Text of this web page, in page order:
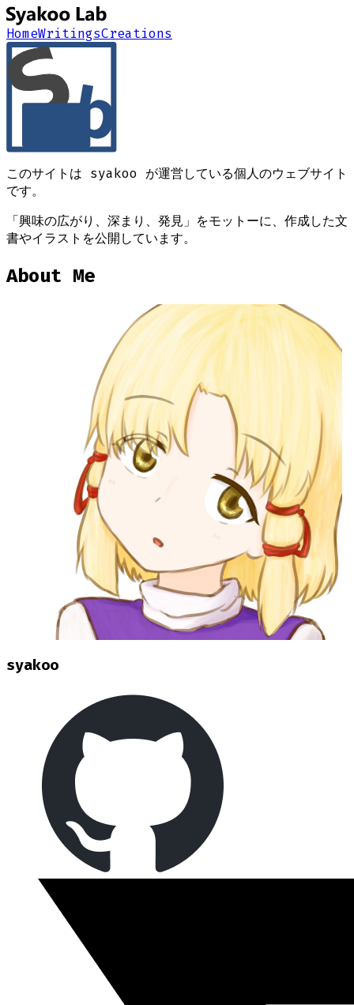
HomeWritingsCreations
このサイトは syakoo が運営している個人のウェブサイト
です。
「興味の広がり、深まり、発見」 をモットーに、作成した文
書やイラストを公開しています。
About Me
syakoo